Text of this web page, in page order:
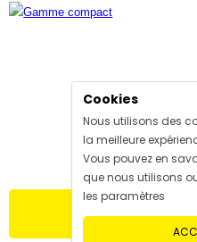
Cookies
Nous utilisons des
la meilleure
Vous pouvez en
que nous utilisons
les paramètres